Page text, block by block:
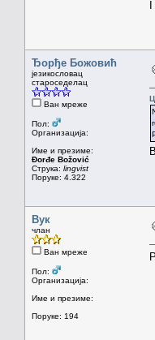
I
Ђорђе Божовић
језикословац
староседелац
Ван мреже
Пол:
Организација:
Име и презиме:
Đorđe Božović
Струка: lingvist
Поруке: 4.322
Вук
члан
Ван мреже
Пол:
Организација:
Име и презиме:
Поруке: 194